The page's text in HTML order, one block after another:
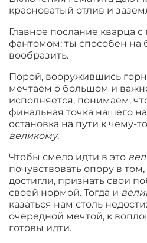
красноватый отлив и
Главное послание кварца
фантомом: ты способен
вообразить.
Порой, вооружившись
мечтаем о большом и
исполняется, понимаем,
финальная точка нашего
остановка на пути к чему-
великому.
Чтобы смело идти в это
почувствовать опору в
достигли, признать свои
своей нормой. Тогда и
казаться нам столь
очередной мечтой, к
готовы идти.